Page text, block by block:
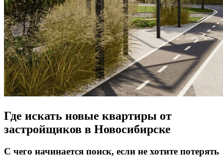
Где искать новые квартиры от
застройщиков в Новосибирске
С чего начинается поиск, если не хотите потерять